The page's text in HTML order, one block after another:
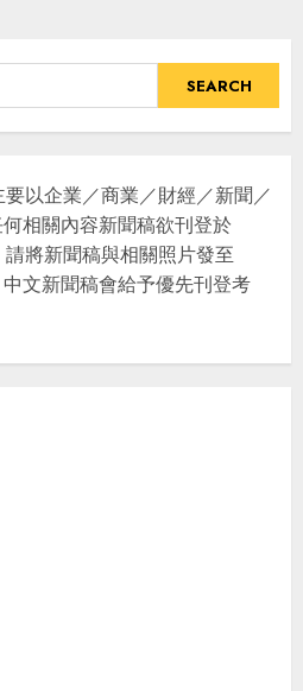
以企業／商業／財經／新聞／
相關內容新聞稿欲刊登於
請將新聞稿與相關照片發至
中文新聞稿會給予優先刊登考